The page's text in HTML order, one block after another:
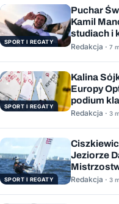
SPORT I REGATY
Puchar
Kamil
studiach i
Redakcja · 7
SPORT I REGATY
Kalina
Europy
podium
Redakcja · 3
SPORT I REGATY
Jeziorze
Redakcja · 3